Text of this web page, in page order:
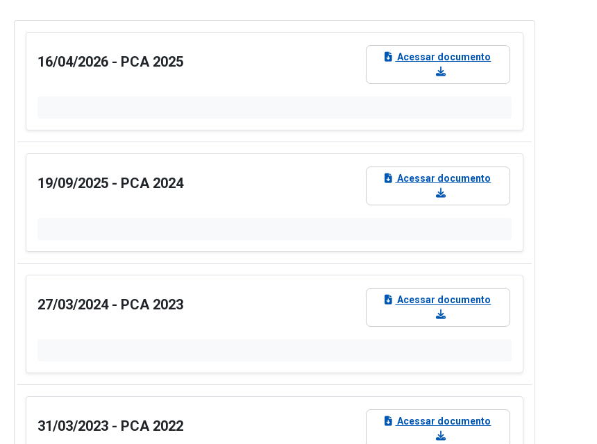
16/04/2026 - PCA 2025 Acessar documento
19/09/2025 - PCA 2024 Acessar documento
27/03/2024 - PCA 2023 Acessar documento
31/03/2023 - PCA 2022 Acessar documento